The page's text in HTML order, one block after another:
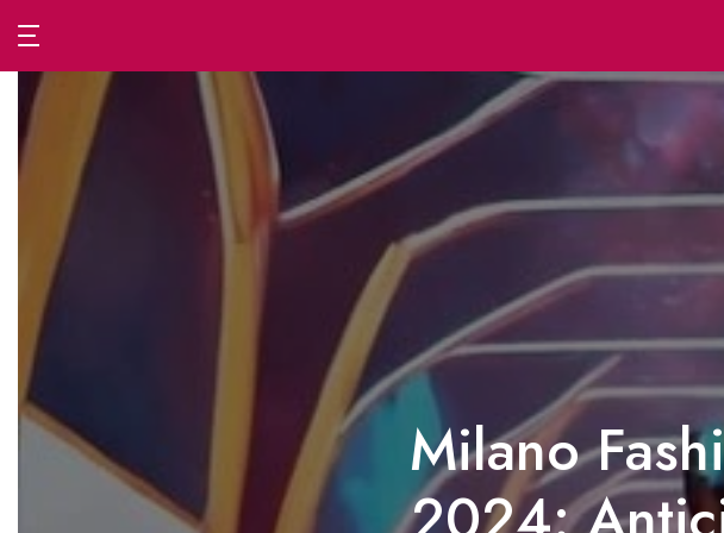
Passa
al
contenuto
Milano